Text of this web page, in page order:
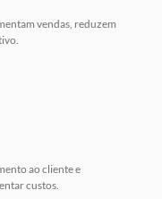
vendas, reduzem
ao cliente e
custos.